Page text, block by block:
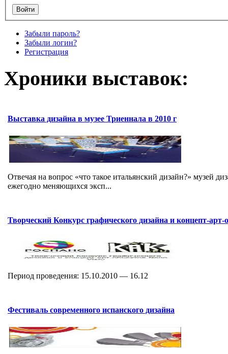
Забыли пароль?
Забыли логин?
Регистрация
Хроники выставок:
Выставка дизайна в музее Триеннала в 2010 г
Отвечая на вопрос «что такое итальянский дизайн?» музей
ежегодно меняющихся эксп...
Творческий Конкурс графического дизайна и концепт-арт-
Период проведения: 15.10.2010 — 16.12
Фестиваль современного испанского дизайна